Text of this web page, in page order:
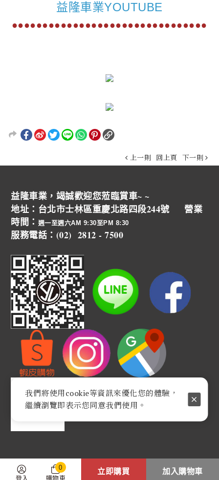
益隆車業YOUTUBE
●●●●●●●●●●●●●●●●●●●●●●●●●●●●●●●●
上一則 回上頁 下一則
益隆車業，竭誠歡迎您蒞臨賞車~ ~
地址：台北市士林區重慶北路四段244號 營業
時間： 週一至週六AM 9:30至PM 8:30
服務電話：(02) 2812 - 7500
登入 購物車
0
立即購買 加入購物車
我們將使用cookie等資訊來優化您的體驗，
繼續瀏覽即表示您同意我們使用。